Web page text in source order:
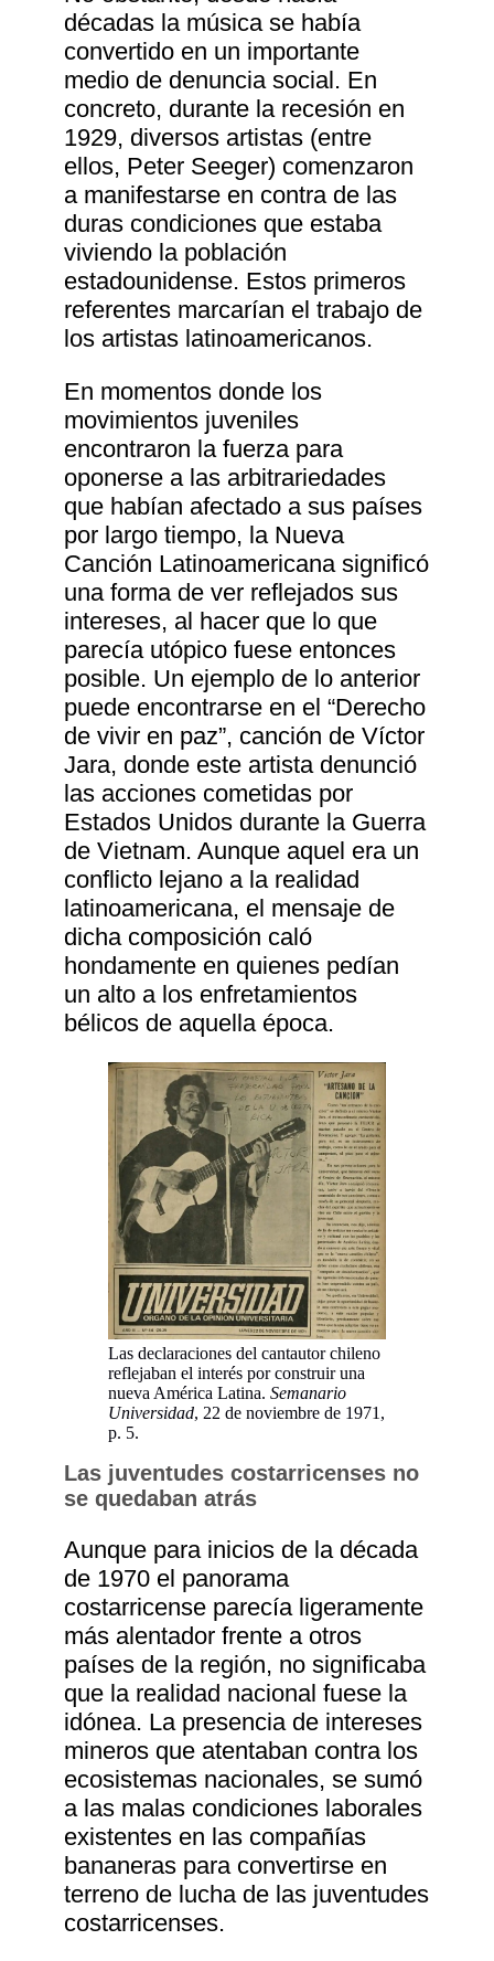
décadas la música se había
convertido en un importante
medio de denuncia social. En
concreto, durante la recesión en
1929, diversos artistas (entre
ellos, Peter Seeger) comenzaron
a manifestarse en contra de las
duras condiciones que estaba
viviendo la población
estadounidense. Estos primeros
referentes marcarían el trabajo de
los artistas latinoamericanos.
En momentos donde los
movimientos juveniles
encontraron la fuerza para
oponerse a las arbitrariedades
que habían afectado a sus países
por largo tiempo, la Nueva
Canción Latinoamericana significó
una forma de ver reflejados sus
intereses, al hacer que lo que
parecía utópico fuese entonces
posible. Un ejemplo de lo anterior
puede encontrarse en el “Derecho
de vivir en paz”, canción de Víctor
Jara, donde este artista denunció
las acciones cometidas por
Estados Unidos durante la Guerra
de Vietnam. Aunque aquel era un
conflicto lejano a la realidad
latinoamericana, el mensaje de
dicha composición caló
hondamente en quienes pedían
un alto a los enfretamientos
bélicos de aquella época.
Las declaraciones del cantautor chileno
reflejaban el interés por construir una
nueva América Latina.Semanario
Universidad, 22 de noviembre de 1971,
p. 5.
Las juventudes costarricenses no
se quedaban atrás
Aunque para inicios de la década
de 1970 el panorama
costarricense parecía ligeramente
más alentador frente a otros
países de la región, no significaba
que la realidad nacional fuese la
idónea. La presencia de intereses
mineros que atentaban contra los
ecosistemas nacionales, se sumó
a las malas condiciones laborales
existentes en las compañías
bananeras para convertirse en
terreno de lucha de las juventudes
costarricenses.